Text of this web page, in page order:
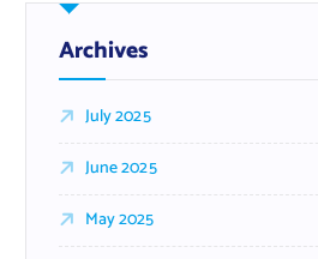
Archives
July 2025
June 2025
May 2025